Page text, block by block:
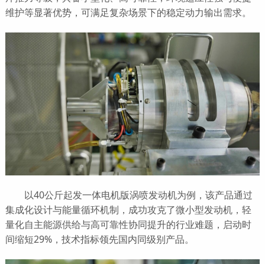
维护等显著优势，可满足复杂场景下的稳定动力输出需求。
以40公斤起发一体电机版涡喷发动机为例，该产品通过
集成化设计与能量循环机制，成功攻克了微小型发动机，轻
量化自主能源供给与高可靠性协同提升的行业难题，启动时
间缩短29%，技术指标领先国内同级别产品。